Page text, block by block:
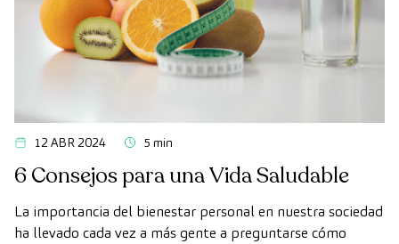
12 ABR 2024 5 min
6 Consejos para una Vida Saludable
La importancia del bienestar personal en nuestra sociedad
ha llevado cada vez a más gente a preguntarse cómo